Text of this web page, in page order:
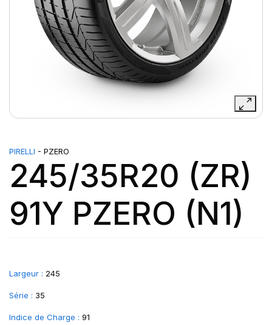
PIRELLI - PZERO
245/35R20 (ZR)
91Y PZERO (N1)
Largeur : 245
Série : 35
Indice de Charge : 91